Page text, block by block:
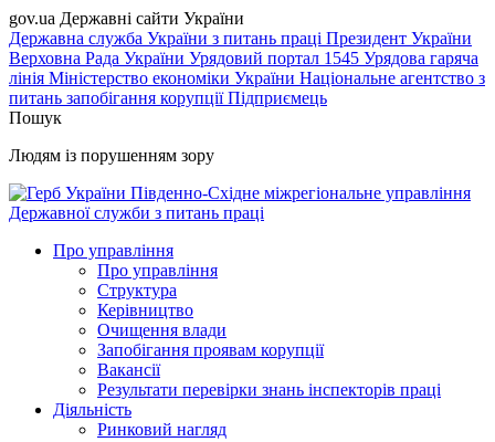
gov.ua Державні сайти України
Державна служба України з питань праці Президент України
Верховна Рада України Урядовий портал 1545 Урядова гаряча
лінія Міністерство економіки України Національне агентство з
питань запобігання корупціїПідприємець
Пошук
Людям із порушенням зору
Південно-Східне міжрегіональне управління
Державної служби з питань праці
Про управління
Про управління
Структура
Керівництво
Очищення влади
Запобігання проявам корупції
Вакансії
Результати перевірки знань інспекторів праці
Діяльність
Ринковий нагляд